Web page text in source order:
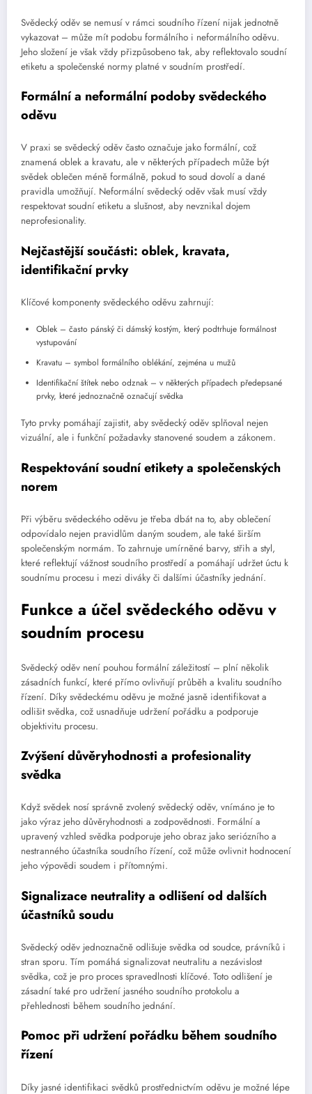
Svědecký oděv se nemusí v rámci soudního řízení nijak jednotně
vykazovat – může mít podobu formálního i neformálního oděvu.
Jeho složení je však vždy přizpůsobeno tak, aby reflektovalo soudní
etiketu a společenské normy platné v soudním prostředí.
Formální a neformální podoby svědeckého
oděvu
V praxi se svědecký oděv často označuje jako formální, což
znamená oblek a kravatu, ale v některých případech může být
svědek oblečen méně formálně, pokud to soud dovolí a dané
pravidla umožňují. Neformální svědecký oděv však musí vždy
respektovat soudní etiketu a slušnost, aby nevznikal dojem
neprofesionality.
Nejčastější součásti: oblek, kravata,
identifikační prvky
Klíčové komponenty svědeckého oděvu zahrnují:
Oblek – často pánský či dámský kostým, který podtrhuje formálnost
vystupování
Kravatu – symbol formálního oblékání, zejména u mužů
Identifikační štítek nebo odznak – v některých případech předepsané
prvky, které jednoznačně označují svědka
Tyto prvky pomáhají zajistit, aby svědecký oděv splňoval nejen
vizuální, ale i funkční požadavky stanovené soudem a zákonem.
Respektování soudní etikety a společenských
norem
Při výběru svědeckého oděvu je třeba dbát na to, aby oblečení
odpovídalo nejen pravidlům daným soudem, ale také širším
společenským normám. To zahrnuje umírněné barvy, střih a styl,
které reflektují vážnost soudního prostředí a pomáhají udržet úctu k
soudnímu procesu i mezi diváky či dalšími účastníky jednání.
Funkce a účel svědeckého oděvu v
soudním procesu
Svědecký oděv není pouhou formální záležitostí – plní několik
zásadních funkcí, které přímo ovlivňují průběh a kvalitu soudního
řízení. Díky svědeckému oděvu je možné jasně identifikovat a
odlišit svědka, což usnadňuje udržení pořádku a podporuje
objektivitu procesu.
Zvýšení důvěryhodnosti a profesionality
svědka
Když svědek nosí správně zvolený svědecký oděv, vnímáno je to
jako výraz jeho důvěryhodnosti a zodpovědnosti. Formální a
upravený vzhled svědka podporuje jeho obraz jako seriózního a
nestranného účastníka soudního řízení, což může ovlivnit hodnocení
jeho výpovědi soudem i přítomnými.
Signalizace neutrality a odlišení od dalších
účastníků soudu
Svědecký oděv jednoznačně odlišuje svědka od soudce, právníků i
stran sporu. Tím pomáhá signalizovat neutralitu a nezávislost
svědka, což je pro proces spravedlnosti klíčové. Toto odlišení je
zásadní také pro udržení jasného soudního protokolu a
přehlednosti během soudního jednání.
Pomoc při udržení pořádku během soudního
řízení
Díky jasné identifikaci svědků prostřednictvím oděvu je možné lépe